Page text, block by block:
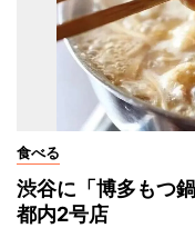
食べる
渋谷に「博多もつ
都内2号店